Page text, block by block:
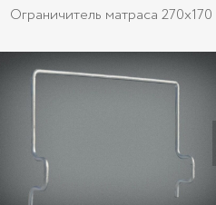
Подпятник (кнопка)